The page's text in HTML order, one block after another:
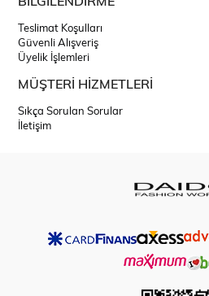
Teslimat Koşulları
Güvenli Alışveriş
Üyelik İşlemleri
MÜŞTERİ HİZMETLERİ
Sıkça Sorulan Sorular
İletişim